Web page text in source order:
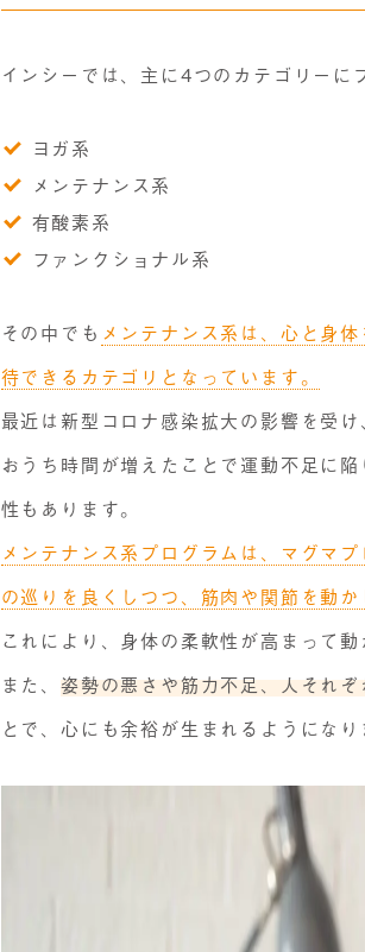
インシーでは、主に4つのカテゴリーに
ヨガ系
メンテナンス系
有酸素系
ファンクショナル系
その中でも メンテナンス系は、心と身
待できるカテゴリとなっています。
最近は新型コロナ感染拡大の影響を受
おうち時間が増えたことで運動不足に
性もあります。
メンテナンス系プログラムは、マグマ
の巡りを良くしつつ、筋肉や関節を動
これにより、身体の柔軟性が高まって
また、 姿勢の悪さや筋力不足、人それ
とで、心にも余裕が生まれるようになり